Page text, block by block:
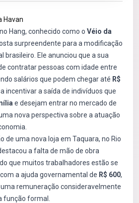
Havan
Hang, conhecido como o Véio da
surpreendente para a modificação
brasileiro. Ele anunciou que a sua
contratar pessoas com idade entre
salários que podem chegar até R$
incentivar a saída de indivíduos que
e desejam entrar no mercado de
nova perspectiva sobre a atuação
de uma nova loja em Taquara, no Rio
a falta de mão de obra
que muitos trabalhadores estão se
a ajuda governamental de R$ 600,
remuneração consideravelmente
função formal.